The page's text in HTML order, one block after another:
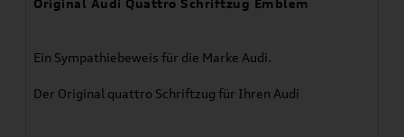
Ein Sympathiebeweis für die Marke Audi.
Der Original quattro Schriftzug für Ihren Audi